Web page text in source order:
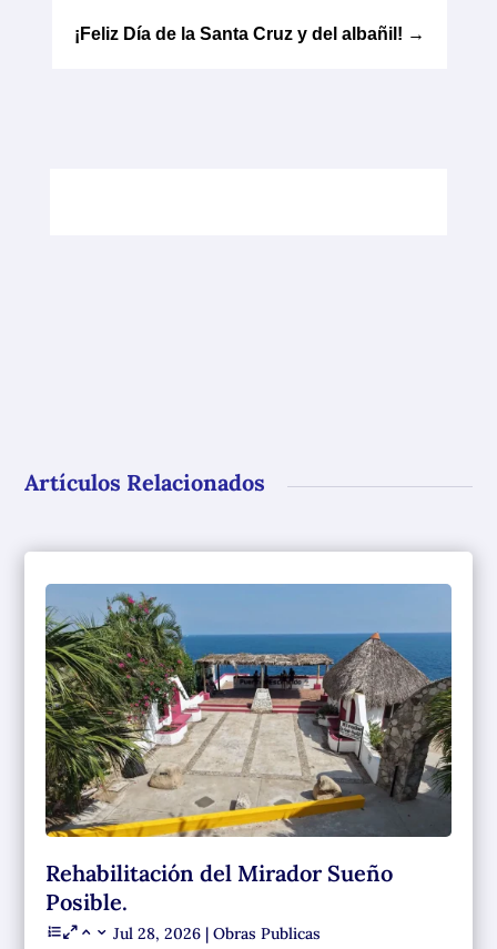
¡Feliz Día de la Santa Cruz y del albañil! →
Artículos Relacionados
Rehabilitación del Mirador Sueño
Posible.
Jul 28, 2026 |Obras Publicas